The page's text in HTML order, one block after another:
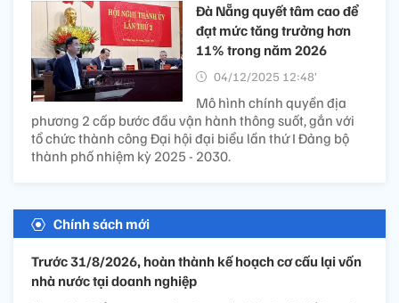
Đà Nẵng quyết tâm cao để
đạt mức tăng trưởng hơn
11% trong năm 2026
04/12/2025 12:48’
Mô hình chính quyền địa
phương 2 cấp bước đầu vận hành thông suốt, gắn với
tổ chức thành công Đại hội đại biểu lần thứ I Đảng bộ
thành phố nhiệm kỳ 2025 - 2030.
Chính sách mới
Trước 31/8/2026, hoàn thành kế hoạch cơ cấu lại vốn
nhà nước tại doanh nghiệp